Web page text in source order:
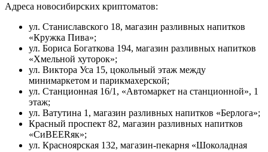
Адреса новосибирских криптоматов:
ул. Станиславского 18, магазин разливных напитков
«Кружка Пива»;
ул. Бориса Богаткова 194, магазин разливных напитков
«Хмельной хуторок»;
ул. Виктора Уса 15, цокольный этаж между
минимаркетом и парикмахерской;
ул. Станционная 16/1, «Автомаркет на станционной», 1
этаж;
ул. Ватутина 1, магазин разливных напитков «Берлога»;
Красный проспект 82, магазин разливных напитков
«СиBEERяк»;
ул. Красноярская 132, магазин-пекарня «Шоколадная